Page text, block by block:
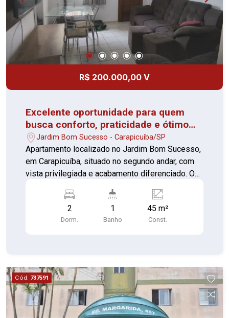
de locações já consolidadas. Ideal para
investidores que desejam gerar renda passiva
com imóveis residenciais e comerciais. Entre em
contato para mais informações e agendamento
de visita.
R$ 200.000,00 V
Excelente oportunidade para quem
busca conforto, praticidade e ótimo
acabamento!
Jardim Bom Sucesso - Carapicuíba/SP
Apartamento localizado no Jardim Bom Sucesso,
em Carapicuíba, situado no segundo andar, com
vista privilegiada e acabamento diferenciado. O
Cozinha Banheiro Área de serviço 1 vaga de
acabamento Churrasqueira Salão de festas no
visita.
2
Dorm.
1
Banho
45 m²
Const.
Cód. 737591